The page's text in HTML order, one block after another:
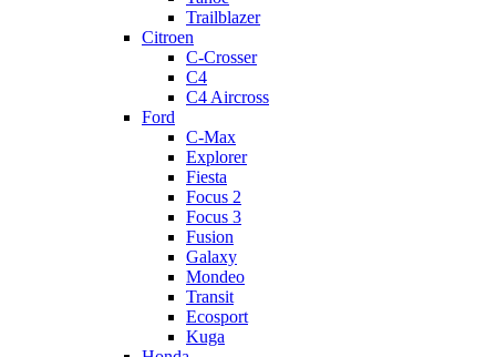
Trailblazer
Citroen
C-Crosser
C4
C4 Aircross
Ford
C-Max
Explorer
Fiesta
Focus 2
Focus 3
Fusion
Galaxy
Mondeo
Transit
Ecosport
Kuga